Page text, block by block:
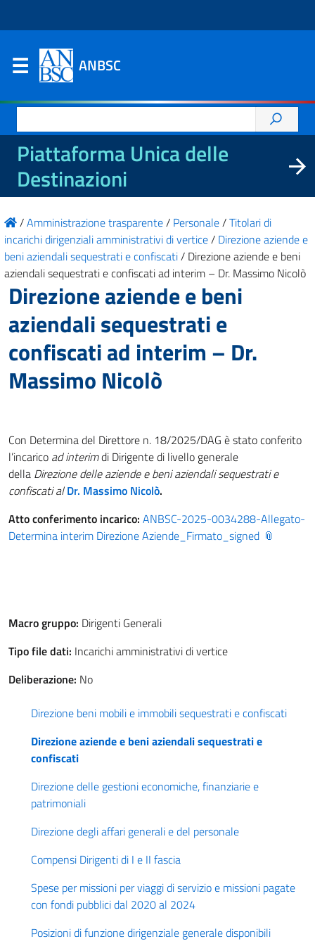
ANBSC
per:
Piattaforma Unica delle
Destinazioni
/Amministrazione trasparente/ Personale/Titolari di
incarichi dirigenziali amministrativi di vertice/ Direzione aziende e
beni aziendali sequestrati e confiscati/ Direzione aziende e beni
aziendali sequestrati e confiscati ad interim – Dr. Massimo Nicolò
Direzione aziende e beni
aziendali sequestrati e
confiscati ad interim – Dr.
Massimo Nicolò
Con Determina del Direttore n. 18/2025/DAG è stato conferito
l’incarico ad interimdi Dirigente di livello generale
della Direzione delle aziende e beni aziendali sequestrati e
confiscati alDr. Massimo Nicolò.
Atto conferimento incarico: ANBSC-2025-0034288-Allegato-
Determina interim Direzione Aziende_Firmato_signed
Macro gruppo: Dirigenti Generali
Tipo file dati: Incarichi amministrativi di vertice
Deliberazione: No
Direzione beni mobili e immobili sequestrati e confiscati
Direzione aziende e beni aziendali sequestrati e
confiscati
Direzione delle gestioni economiche, finanziarie e
patrimoniali
Direzione degli affari generali e del personale
Compensi Dirigenti di I e II fascia
Spese per missioni per viaggi di servizio e missioni pagate
con fondi pubblici dal 2020 al 2024
Posizioni di funzione dirigenziale generale disponibili